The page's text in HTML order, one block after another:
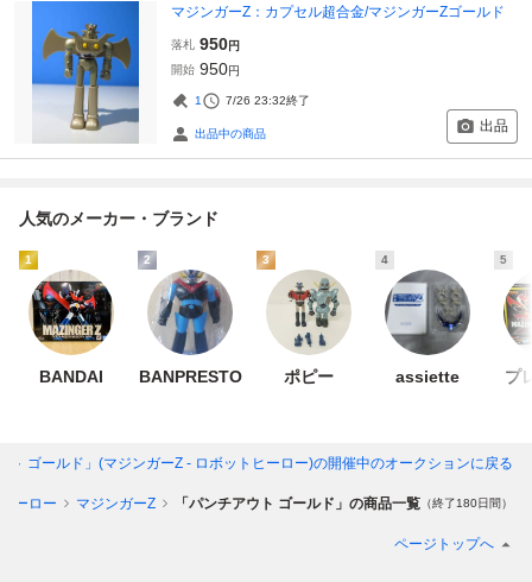
マジンガーZ：カプセル超合金/マジンガーZゴールド
落札 950円
開始 950円
1 7/26 23:32終了
出品中の商品 出品
人気のメーカー・ブランド
1
BANDAI
2
BANPRESTO
3
ポピー
4
assiette
5
プ
ト ゴールド」(マジンガーZ - ロボットヒーロー)の開催中のオークションに戻る
ーロー マジンガーZ 「パンチアウト ゴールド」の商品一覧 （終了180日間）
ページトップへ